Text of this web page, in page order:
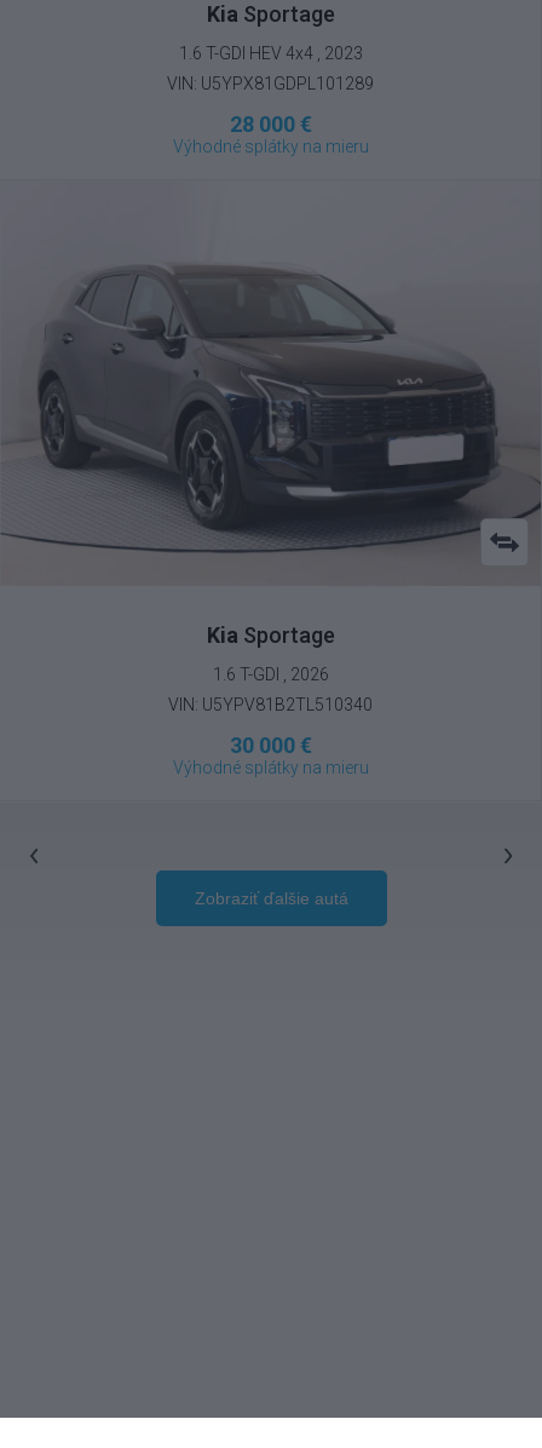
Kia Sportage
1.6 T-GDI HEV 4x4 , 2023
VIN: U5YPX81GDPL101289
28 000 €
Výhodné splátky na mieru
Kia Sportage
1.6 T-GDI , 2026
VIN: U5YPV81B2TL510340
30 000 €
Výhodné splátky na mieru
Zobraziť ďalšie autá